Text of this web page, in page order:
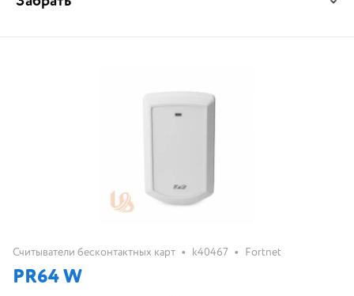
Считыватели бесконтактных карт • k40467 • Fortnet
PR64 W